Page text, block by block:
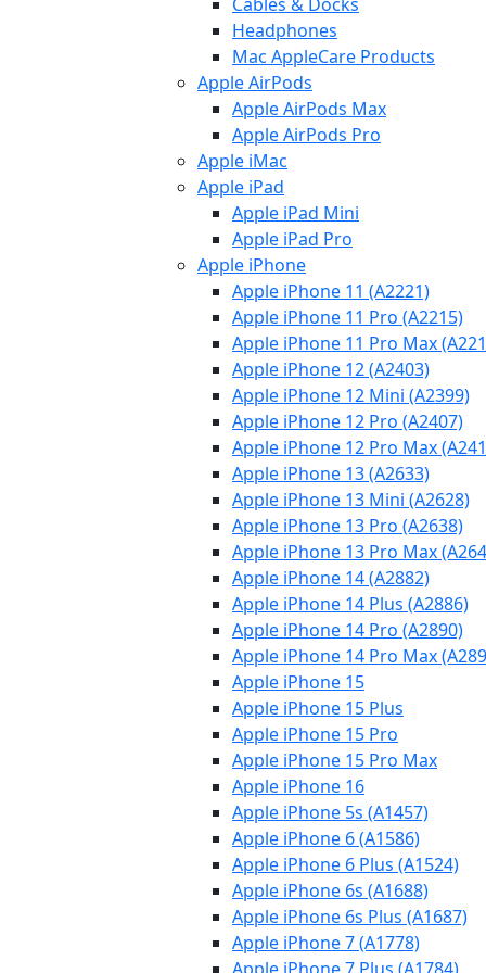
Headphones
Mac AppleCare Products
Apple AirPods
Apple AirPods Max
Apple AirPods Pro
Apple iMac
Apple iPad
Apple iPad Mini
Apple iPad Pro
Apple iPhone
Apple iPhone 11 (A2221)
Apple iPhone 11 Pro (A2215)
Apple iPhone 11 Pro Max
Apple iPhone 12 (A2403)
Apple iPhone 12 Mini (A2399)
Apple iPhone 12 Pro (A2407)
Apple iPhone 12 Pro Max
Apple iPhone 13 (A2633)
Apple iPhone 13 Mini (A2628)
Apple iPhone 13 Pro (A2638)
Apple iPhone 13 Pro Max
Apple iPhone 14 (A2882)
Apple iPhone 14 Plus (A2886)
Apple iPhone 14 Pro (A2890)
Apple iPhone 14 Pro Max
Apple iPhone 15
Apple iPhone 15 Plus
Apple iPhone 15 Pro
Apple iPhone 15 Pro Max
Apple iPhone 16
Apple iPhone 5s (A1457)
Apple iPhone 6 (A1586)
Apple iPhone 6 Plus (A1524)
Apple iPhone 6s (A1688)
Apple iPhone 6s Plus (A1687)
Apple iPhone 7 (A1778)